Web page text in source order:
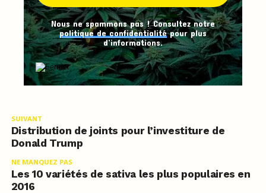
Nous ne spammons pas ! Consultez notre
politique de confidentialitépour plus
d’informations.
SUIVANT
Distribution de joints pour l’investiture de
Donald Trump
NE MANQUEZ PAS
Les 10 variétés de sativa les plus populaires en
2016